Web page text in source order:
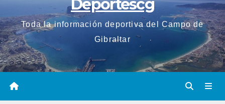
Deportescg
Toda la información deportiva del Campo de
Gibraltar